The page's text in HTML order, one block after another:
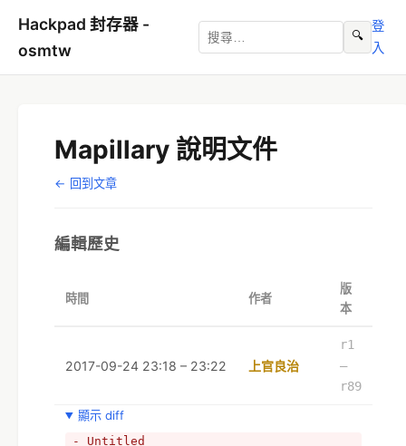
Hackpad 封存器 -
osmtw
🔍
登
入
Mapillary 說明文件
← 回到文章
編輯歷史
時間 作者
版
本
2017-09-24 23:18 – 23:22 上官良治
r1
–
r89
顯示 diff
- Untitled